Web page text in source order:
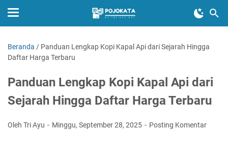
Beranda / Panduan Lengkap Kopi Kapal Api dari Sejarah Hingga
Daftar Harga Terbaru
Panduan Lengkap Kopi Kapal Api dari
Sejarah Hingga Daftar Harga Terbaru
Oleh Tri Ayu Minggu, September 28, 2025 Posting Komentar